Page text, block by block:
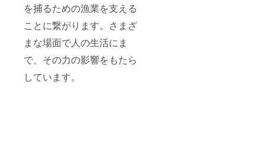
を捕るための漁業を支える
ことに繋がります。さまざ
まな場面で人の生活にま
で、その力の影響をもたら
しています。